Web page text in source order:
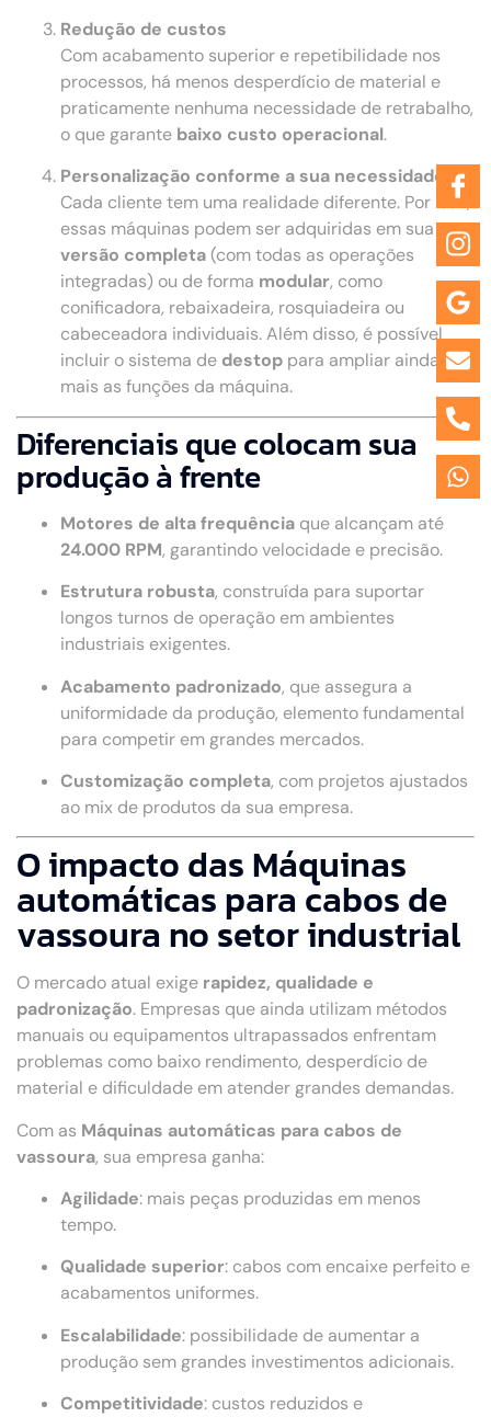
Redução de custos
Com acabamento superior e repetibilidade nos
processos, há menos desperdício de material e
praticamente nenhuma necessidade de retrabalho,
o que garante baixo custo operacional.
Personalização conforme a sua necessidade
Cada cliente tem uma realidade diferente. Por isso,
essas máquinas podem ser adquiridas em sua
versão completa (com todas as operações
integradas) ou de forma modular, como
conificadora, rebaixadeira, rosquiadeira ou
cabeceadora individuais. Além disso, é possível
incluir o sistema de destop para ampliar ainda
mais as funções da máquina.
Diferenciais que colocam sua
produção à frente
Motores de alta frequência que alcançam até
24.000 RPM, garantindo velocidade e precisão.
Estrutura robusta, construída para suportar
longos turnos de operação em ambientes
industriais exigentes.
Acabamento padronizado, que assegura a
uniformidade da produção, elemento fundamental
para competir em grandes mercados.
Customização completa, com projetos ajustados
ao mix de produtos da sua empresa.
O impacto das Máquinas
automáticas para cabos de
vassoura no setor industrial
O mercado atual exige rapidez, qualidade e
padronização. Empresas que ainda utilizam métodos
manuais ou equipamentos ultrapassados enfrentam
problemas como baixo rendimento, desperdício de
material e dificuldade em atender grandes demandas.
Com as Máquinas automáticas para cabos de
vassoura, sua empresa ganha:
Agilidade: mais peças produzidas em menos
tempo.
Qualidade superior: cabos com encaixe perfeito e
acabamentos uniformes.
Escalabilidade: possibilidade de aumentar a
produção sem grandes investimentos adicionais.
Competitividade: custos reduzidos e